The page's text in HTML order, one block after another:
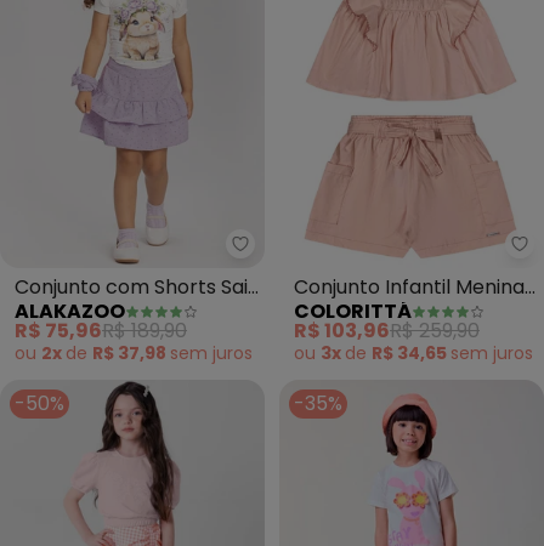
Alakazoo - Conjunto com
Conjunto com Shorts Saia
e Blusa Estampada
(Rosa)
ALAKAZOO
R$ 75,96R$ 189,90
ou 2x de R$ 37,98 sem juros
Conjunto Infantil Menina
Mangas com Babado
(Rosa)
COLORITTÁ
R$ 103,96R$ 259,90
ou 3x de R$ 34,65 sem juros
-50% -35%